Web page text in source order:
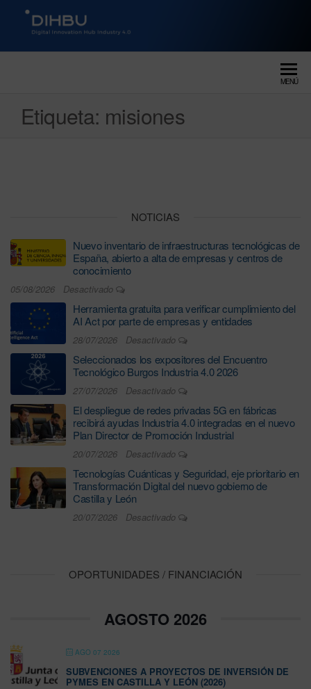
DIGITAL INNOVATION HUB
MENÚ
Etiqueta: misiones
NOTICIAS
Nuevo inventario de infraestructuras tecnológicas de
España, abierto a alta de empresas y centros de
conocimiento
05/08/2026 Desactivado
Herramienta gratuita para verificar cumplimiento del
AI Act por parte de empresas y entidades
28/07/2026 Desactivado
Seleccionados los expositores del Encuentro
Tecnológico Burgos Industria 4.0 2026
27/07/2026 Desactivado
El despliegue de redes privadas 5G en fábricas
recibirá ayudas Industria 4.0 integradas en el nuevo
Plan Director de Promoción Industrial
20/07/2026 Desactivado
Tecnologías Cuánticas y Seguridad, eje prioritario en
Transformación Digital del nuevo gobierno de
Castilla y León
20/07/2026 Desactivado
OPORTUNIDADES / FINANCIACIÓN
AGOSTO 2026
AGO 07 2026
SUBVENCIONES A PROYECTOS DE INVERSIÓN DE
PYMES EN CASTILLA Y LEÓN (2026)